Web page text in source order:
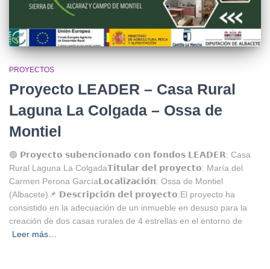
PROYECTOS
Proyecto LEADER – Casa Rural
Laguna La Colgada – Ossa de
Montiel
🟢 𝗣𝗿𝗼𝘆𝗲𝗰𝘁𝗼 𝘀𝘂𝗯𝗲𝗻𝗰𝗶𝗼𝗻𝗮𝗱𝗼 𝗰𝗼𝗻 𝗳𝗼𝗻𝗱𝗼𝘀 𝗟𝗘𝗔𝗗𝗘𝗥: Casa
Rural Laguna La Colgada⁣⁣𝗧𝗶𝘁𝘂𝗹𝗮𝗿 𝗱𝗲𝗹 𝗽𝗿𝗼𝘆𝗲𝗰𝘁𝗼: María del
Carmen Perona García⁣𝗟𝗼𝗰𝗮𝗹𝗶𝘇𝗮𝗰𝗶𝗼́𝗻: Ossa de Montiel
(Albacete)⁣⁣📌 𝗗𝗲𝘀𝗰𝗿𝗶𝗽𝗰𝗶𝗼́𝗻 𝗱𝗲𝗹 𝗽𝗿𝗼𝘆𝗲𝗰𝘁𝗼:El proyecto ha
consistido en la adecuación de un inmueble en desuso para la
creación de dos casas rurales de 4 estrellas en el entorno de
Leer más…